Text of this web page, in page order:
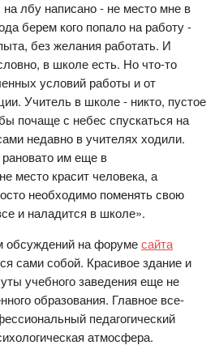
лбу написано - не место мне в
берем кого попало на работу -
без желания работать. И
в школе есть. Но что-то
условий работы и от
Учитель в школе - никто, пустое
почаще с небес спускаться на
недавно в учителях ходили.
им еще в
место красит человека, а
необходимо поменять свою
и наладится в школе».
обсуждений на форумесайта
сами собой. Красивое здание и
учебного заведения еще не
образования. Главное все-
педагогический
атмосфера.